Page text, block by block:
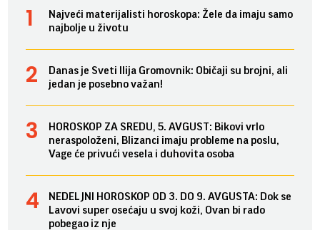
Najveći materijalisti horoskopa: Žele da imaju samo
najbolje u životu
Danas je Sveti Ilija Gromovnik: Običaji su brojni, ali
jedan je posebno važan!
HOROSKOP ZA SREDU, 5. AVGUST: Bikovi vrlo
neraspoloženi, Blizanci imaju probleme na poslu,
Vage će privući vesela i duhovita osoba
NEDELJNI HOROSKOP OD 3. DO 9. AVGUSTA: Dok se
Lavovi super osećaju u svoj koži, Ovan bi rado
pobegao iz nje